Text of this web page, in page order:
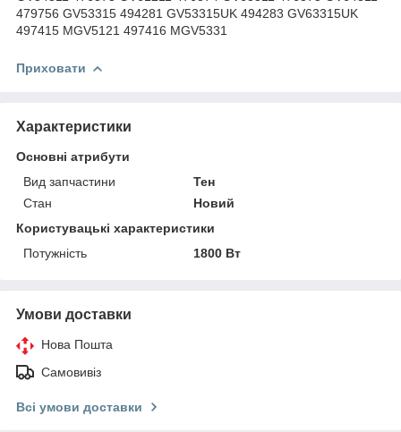
479756 GV53315 494281 GV53315UK 494283 GV63315UK
497415 MGV5121 497416 MGV5331
Приховати
Характеристики
Основні атрибути
Вид запчастини
Тен
Стан
Новий
Користувацькі характеристики
Потужність
1800 Вт
Умови доставки
Нова Пошта
Самовивіз
Всі умови доставки